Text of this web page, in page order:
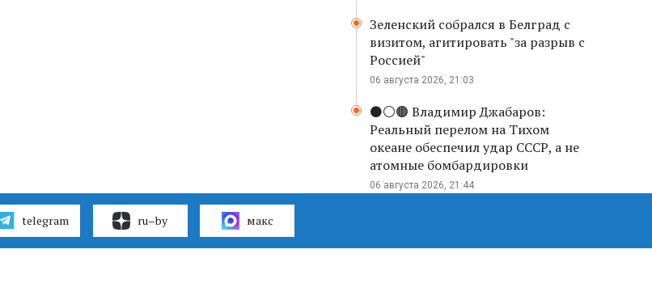
Зеленский собрался в Белград с
визитом, агитировать "за разрыв с
Россией"
06 августа 2026, 21:03
⚫️⚪️🟤 Владимир Джабаров:
Реальный перелом на Тихом
океане обеспечил удар СССР, а не
атомные бомбардировки
06 августа 2026, 21:44
telegram ru–by макс